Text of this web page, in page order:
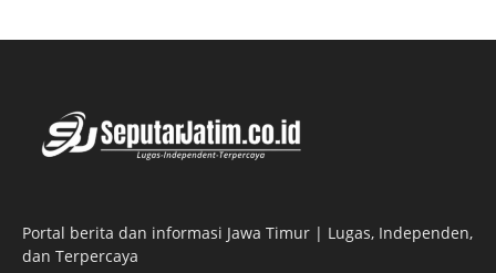
Portal berita dan informasi Jawa Timur | Lugas, Independen,
dan Terpercaya